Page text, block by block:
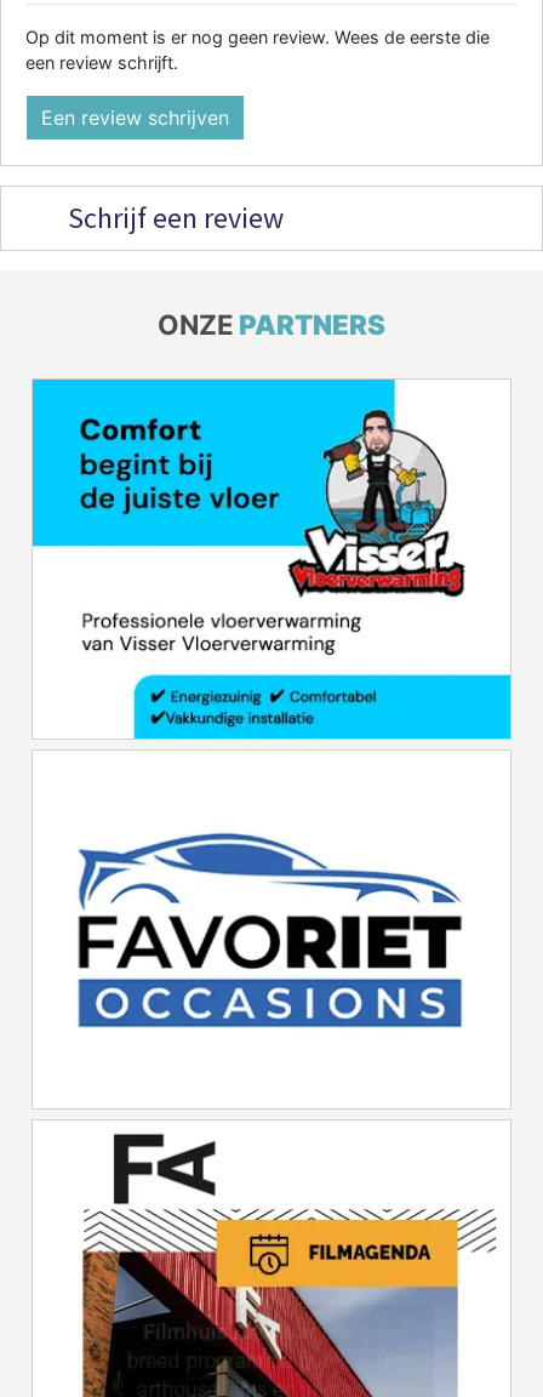
Op dit moment is er nog geen review. Wees de eerste die
een review schrijft.
Een review schrijven
Schrijf een review
ONZE PARTNERS